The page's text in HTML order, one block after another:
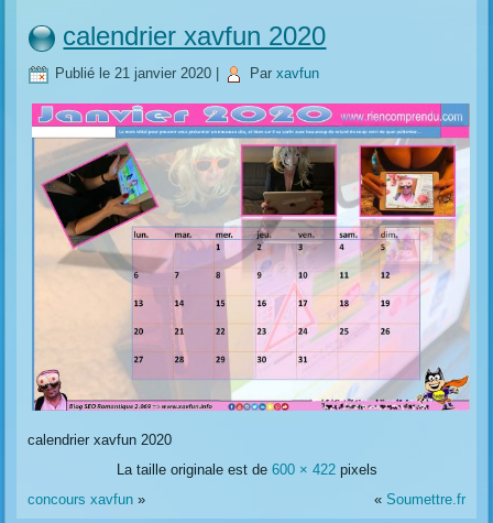
calendrier xavfun 2020
Publié le 21 janvier 2020 Par xavfun
calendrier xavfun 2020
La taille originale est de 600 × 422pixels
concours xavfun » « Soumettre.fr